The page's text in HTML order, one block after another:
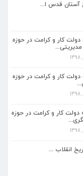
آستان قدس ا...
دولت کار و کرامت در حوزه
مدیریتی...
دولت کار و کرامت در حوزه
دولت کار و کرامت در حوزه
انقلاب ...